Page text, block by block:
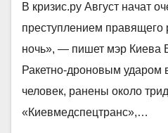
В кризис.ру Август начат
преступлением
ночь», — пишет мэр Киева
Ракетно-дроновым ударом
человек, ранены около
«Киевмедспецтранс»,…